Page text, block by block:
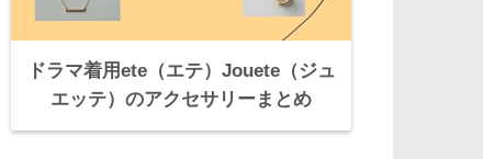
ドラマ着用ete（エテ）Jouete（ジュ
エッテ）のアクセサリーまとめ